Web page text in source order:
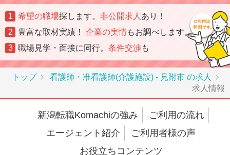
1 希望の職場探します。 非公開求人 あり！
2
豊富な取材実績！ 企業の実情もお調べします。
3
職場見学・面接に同行。 条件交渉も
トップ
看護師・准看護師(介護施設) - 見附市 の求人
求人情報
新潟転職Komachiの強み
ご利用の流れ
エージェント紹介
ご利用者様の声
お役立ちコンテンツ